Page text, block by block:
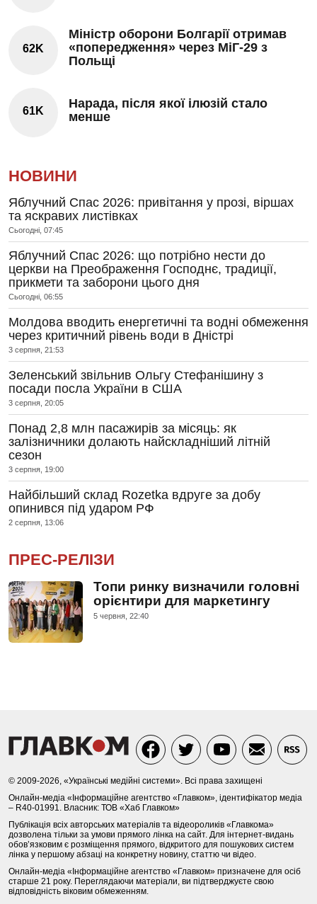
62K
Міністр оборони Болгарії отримав
«попередження» через МіГ-29 з
Польщі
61K
Нарада, після якої ілюзій стало
менше
НОВИНИ
Яблучний Спас 2026: привітання у прозі, віршах
та яскравих листівках
Сьогодні, 07:45
Яблучний Спас 2026: що потрібно нести до
церкви на Преображення Господнє, традиції,
прикмети та заборони цього дня
Сьогодні, 06:55
Молдова вводить енергетичні та водні обмеження
через критичний рівень води в Дністрі
3 серпня, 21:53
Зеленський звільнив Ольгу Стефанішину з
посади посла України в США
3 серпня, 20:05
Понад 2,8 млн пасажирів за місяць: як
залізничники долають найскладніший літній
сезон
3 серпня, 19:00
Найбільший склад Rozetka вдруге за добу
опинився під ударом РФ
2 серпня, 13:06
ПРЕС-РЕЛІЗИ
Топи ринку визначили головні
орієнтири для маркетингу
5 червня, 22:40
© 2009-2026, «Українські медійні системи». Всі права захищені
Онлайн-медіа «Інформаційне агентство «Главком», ідентифікатор медіа
– R40-01991. Власник: ТОВ «Хаб Главком»
Публікація всіх авторських матеріалів та відеороликів «Главкома»
дозволена тільки за умови прямого лінка на сайт. Для інтернет-видань
обов’язковим є розміщення прямого, відкритого для пошукових систем
лінка у першому абзаці на конкретну новину, статтю чи відео.
Онлайн-медіа «Інформаційне агентство «Главком» призначене для осіб
старше 21 року. Переглядаючи матеріали, ви підтверджуєте свою
відповідність віковим обмеженням.